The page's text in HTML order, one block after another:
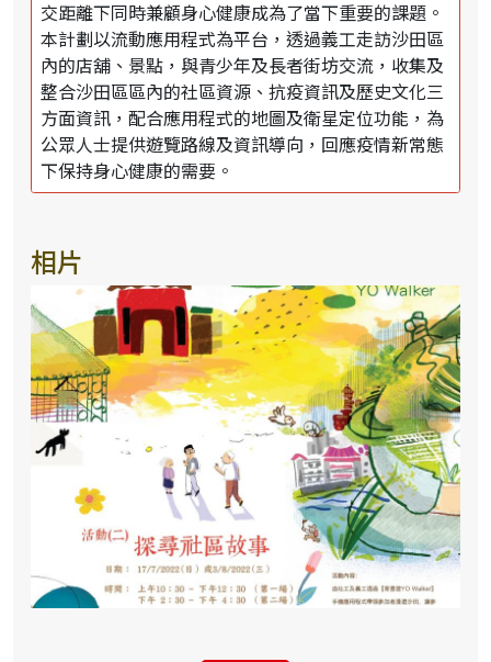
交距離下同時兼顧身心健康成為了當下重要的課題。
本計劃以流動應用程式為平台，透過義工走訪沙田區
內的店舖、景點，與青少年及長者街坊交流，收集及
整合沙田區區內的社區資源、抗疫資訊及歷史文化三
方面資訊，配合應用程式的地圖及衛星定位功能，為
公眾人士提供遊覽路線及資訊導向，回應疫情新常態
下保持身心健康的需要。
相片